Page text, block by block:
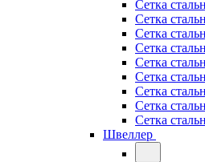
Сетка
Сетка
Сетка
Сетка
Сетка
Сетка
Сетка
Сетка
Сетка
Швеллер